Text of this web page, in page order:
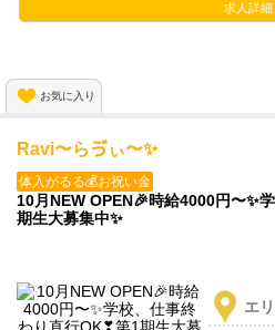
少しでも気になったら応募してくださ
求人詳細
お気に入り
Ravi〜らゔぃ〜✨️
体入がるる💰お祝い金
10月NEW OPEN🎉時給4000円〜✨️
期生大募集中✨️
エ